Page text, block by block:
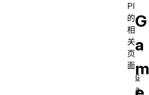
G
a
m
PI
的
相
关
页
面
G
a